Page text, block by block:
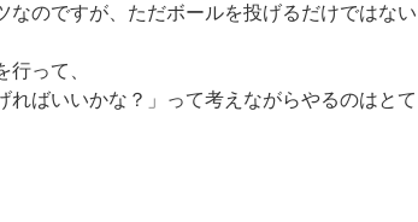
なのですが、ただボールを投げるだけではない
って、
ればいいかな？」って考えながらやるのはとて